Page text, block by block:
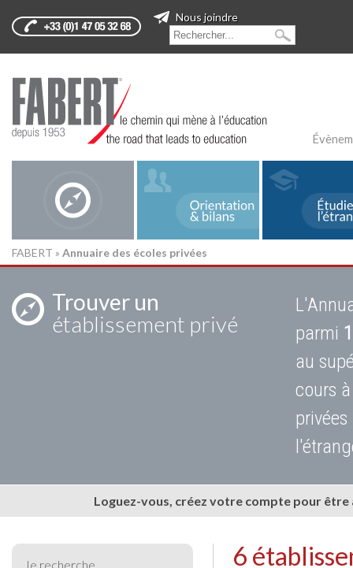
Nous joindre
FABERT » Annuaire des écoles privées
Trouver un
établissement privé
parmi
au
cours
Loguez-vous, créez votre compte pour
Je recherche...
6